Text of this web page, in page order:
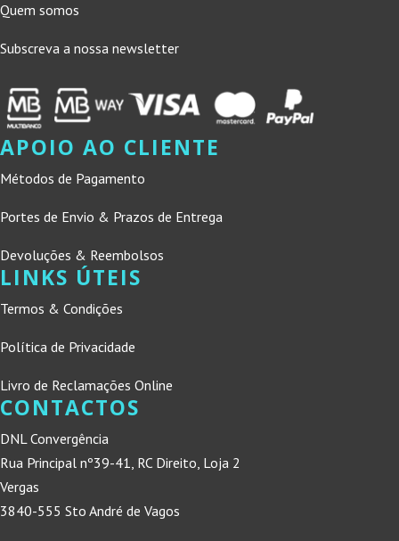
Quem somos
Subscreva a nossa newsletter
APOIO AO CLIENTE
Métodos de Pagamento
Portes de Envio & Prazos de Entrega
Devoluções & Reembolsos
LINKS ÚTEIS
Termos & Condições
Política de Privacidade
Livro de Reclamações Online
CONTACTOS
DNL Convergência
Rua Principal nº39-41, RC Direito, Loja 2
Vergas
3840-555 Sto André de Vagos